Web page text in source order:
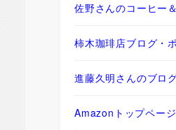
佐野さんのコーヒー
柿木珈琲店ブログ・
進藤久明さんのブロ
Amazonトップページ